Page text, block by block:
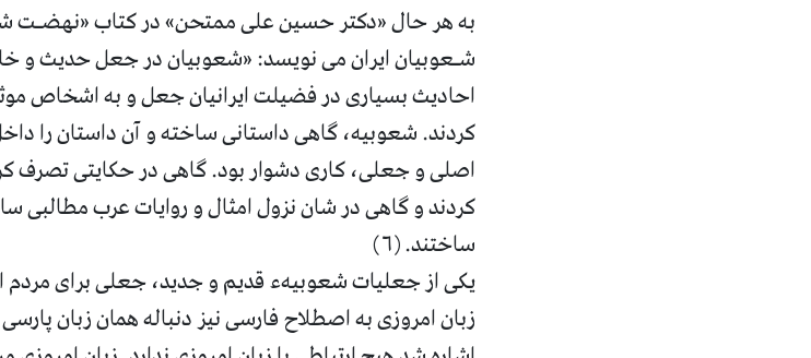
به هر حال «دکتر حسین علی ممتحن» در کتاب «نهضـت
شـعوبیان ایران می نویسد: «شعوبیان در جعل حدیث و
احادیث بسیاری در فضیلت ایرانیان جعل و به اشخاص
کردند. شعوبیه، گاهی داستانی ساخته و آن داستان را
اصلی و جعلی، کاری دشوار بود. گاهی در حکایتی تصرف
کردند و گاهی در شان نزول امثال و روايات عرب
ساختند. (۶)
یکی از جعلیات شعوبیهء قدیم و جدید، جعلی برای مردم
زبان امروزی به اصطلاح فارسی نیز دنباله همان زبان